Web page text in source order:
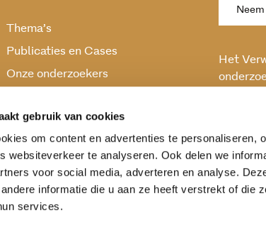
gebruik van cookies
om content en advertenties te personaliseren,
websiteverkeer te analyseren. Ook delen we
voor social media, adverteren en analyse.
informatie die u aan ze heeft verstrekt of die
services.
Thema’s
Publicaties en Cases
Onze onderzoekers
Het